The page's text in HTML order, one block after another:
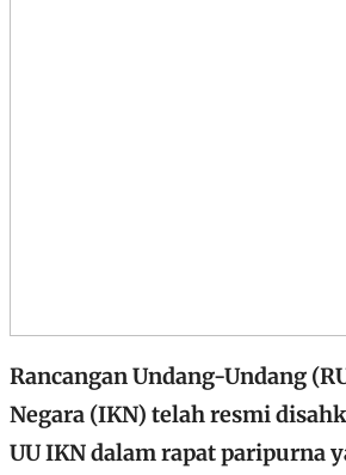
Rancangan Undang-Undang
Negara (IKN) telah resmi
UU IKN dalam rapat paripurna